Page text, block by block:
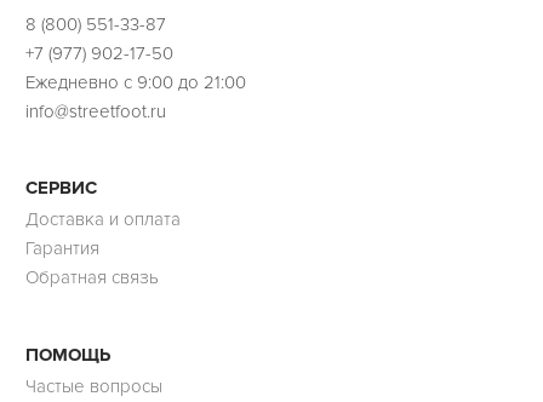
8 (800) 551-33-87
+7 (977) 902-17-50
Ежедневно с 9:00 до 21:00
info@streetfoot.ru
СЕРВИС
Доставка и оплата
Гарантия
Обратная связь
ПОМОЩЬ
Частые вопросы